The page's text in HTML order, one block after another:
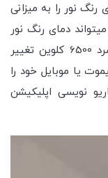
نور را به میزانی
دمای رنگ نور
را از محدوده نور گرم 2700 کلوین تا نور سرد 6500 کلوین تغییر
یا موبایل خود را
نویسی اپلیکیشن